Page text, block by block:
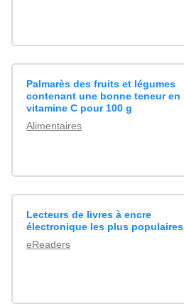
Palmarès des fruits et légumes
contenant une bonne teneur en
vitamine C pour 100 g
Alimentaires
Lecteurs de livres à encre
électronique les plus populaires
eReaders